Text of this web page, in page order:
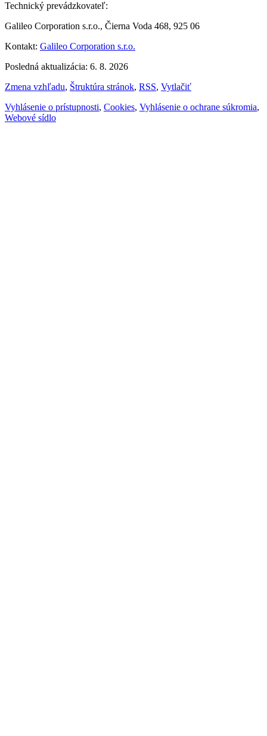
Technický prevádzkovateľ:
Galileo Corporation s.r.o., Čierna Voda 468, 925 06
Kontakt: Galileo Corporation s.r.o.
Posledná aktualizácia: 6. 8. 2026
Zmena vzhľadu, Štruktúra stránok, RSS, Vytlačiť
Vyhlásenie o prístupnosti, Cookies, Vyhlásenie o ochrane súkromia,
Webové sídlo